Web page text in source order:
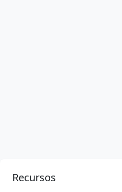
Recursos